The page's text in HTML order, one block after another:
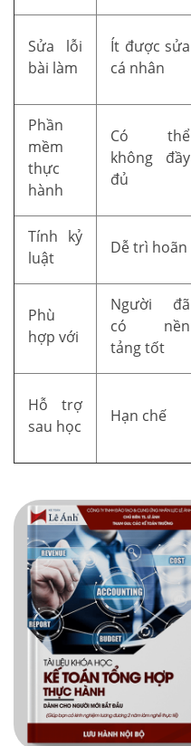
Sửa lỗi
bài làm
Ít được sửa
cá nhân
Phần
mềm
thực
hành
Có thể
không đầy
đủ
Tính kỷ
luật
Dễ trì hoãn
Phù
hợp với
Người đã
có nền
tảng tốt
Hỗ trợ
sau học
Hạn chế